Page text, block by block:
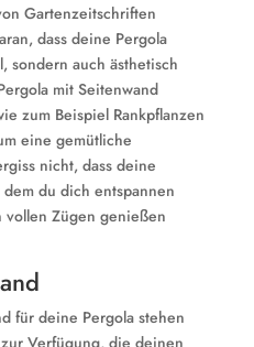
Gartenzeitschriften
dass deine Pergola
sondern auch ästhetisch
mit Seitenwand
zum Beispiel Rankpflanzen
eine gemütliche
nicht, dass deine
du dich entspannen
vollen Zügen genießen
für deine Pergola stehen
Verfügung, die deinen